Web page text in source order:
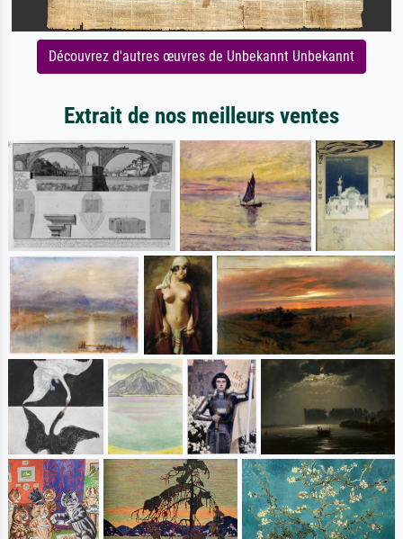
Découvrez d'autres œuvres de Unbekannt Unbekannt
Extrait de nos meilleurs ventes